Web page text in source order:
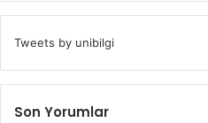
Tweets by unibilgi
Son Yorumlar